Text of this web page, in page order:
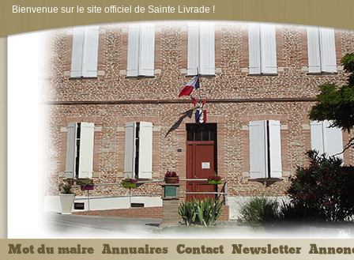
Bienvenue sur le site officiel de Sainte Livrade !
Mot du maire Annuaires Contact Newsletter